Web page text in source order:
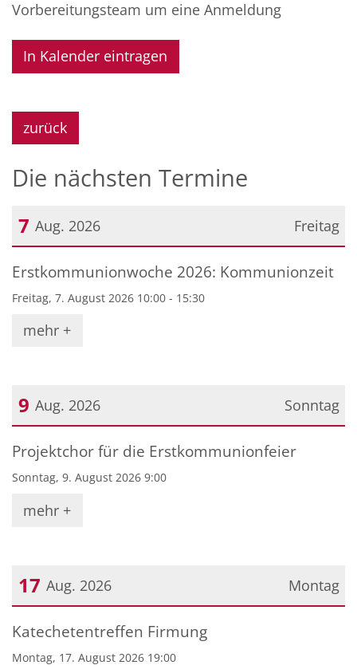
Vorbereitungsteam um eine Anmeldung
In Kalender eintragen
zurück
Die nächsten Termine
Freitag
7 Aug. 2026
Datum: 7. August 2026
Erstkommunionwoche 2026: Kommunionzeit
Freitag, 7. August 2026 10:00 - 15:30
mehr +
Sonntag
9 Aug. 2026
Datum: 9. August 2026
Projektchor für die Erstkommunionfeier
Sonntag, 9. August 2026 9:00
mehr +
Montag
17 Aug. 2026
Datum: 17. August 2026
Katechetentreffen Firmung
Montag, 17. August 2026 19:00